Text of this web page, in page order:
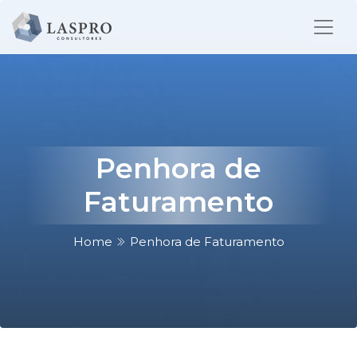
Penhora de
Faturamento
Home Penhora de Faturamento